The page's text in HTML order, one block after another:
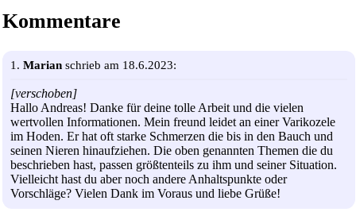
Kommentare
1. Marian schrieb am 18.6.2023:
[verschoben]
Hallo Andreas! Danke für deine tolle Arbeit und die vielen
wertvollen Informationen. Mein freund leidet an einer Varikozele
im Hoden. Er hat oft starke Schmerzen die bis in den Bauch und
seinen Nieren hinaufziehen. Die oben genannten Themen die du
beschrieben hast, passen größtenteils zu ihm und seiner Situation.
Vielleicht hast du aber noch andere Anhaltspunkte oder
Vorschläge? Vielen Dank im Voraus und liebe Grüße!